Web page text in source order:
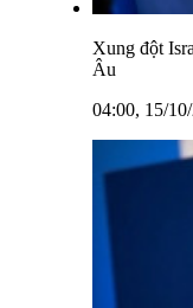
Xung đột
Âu
04:00, 15/